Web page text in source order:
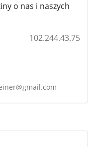
o nas i naszych
102.244.43.75